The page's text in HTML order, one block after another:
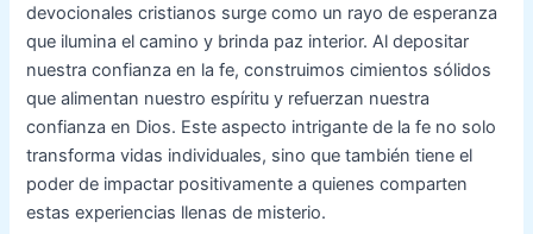
devocionales cristianos surge como un rayo de esperanza
que ilumina el camino y brinda paz interior. Al depositar
nuestra confianza en la fe, construimos cimientos sólidos
que alimentan nuestro espíritu y refuerzan nuestra
confianza en Dios. Este aspecto intrigante de la fe no solo
transforma vidas individuales, sino que también tiene el
poder de impactar positivamente a quienes comparten
estas experiencias llenas de misterio.